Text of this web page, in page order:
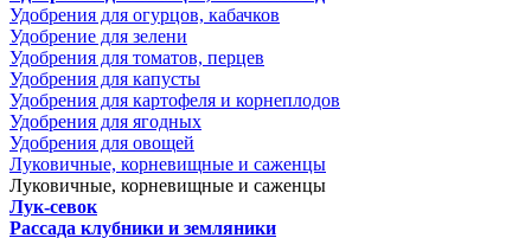
Удобрения для огурцов, кабачков
Удобрение для зелени
Удобрения для томатов, перцев
Удобрения для капусты
Удобрения для картофеля и корнеплодов
Удобрения для ягодных
Удобрения для овощей
Луковичные, корневищные и саженцы
Луковичные, корневищные и саженцы
Лук-севок
Рассада клубники и земляники